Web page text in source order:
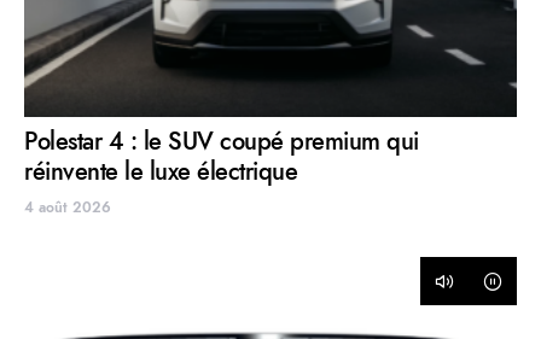
Polestar 4 : le SUV coupé premium qui
réinvente le luxe électrique
4 août 2026